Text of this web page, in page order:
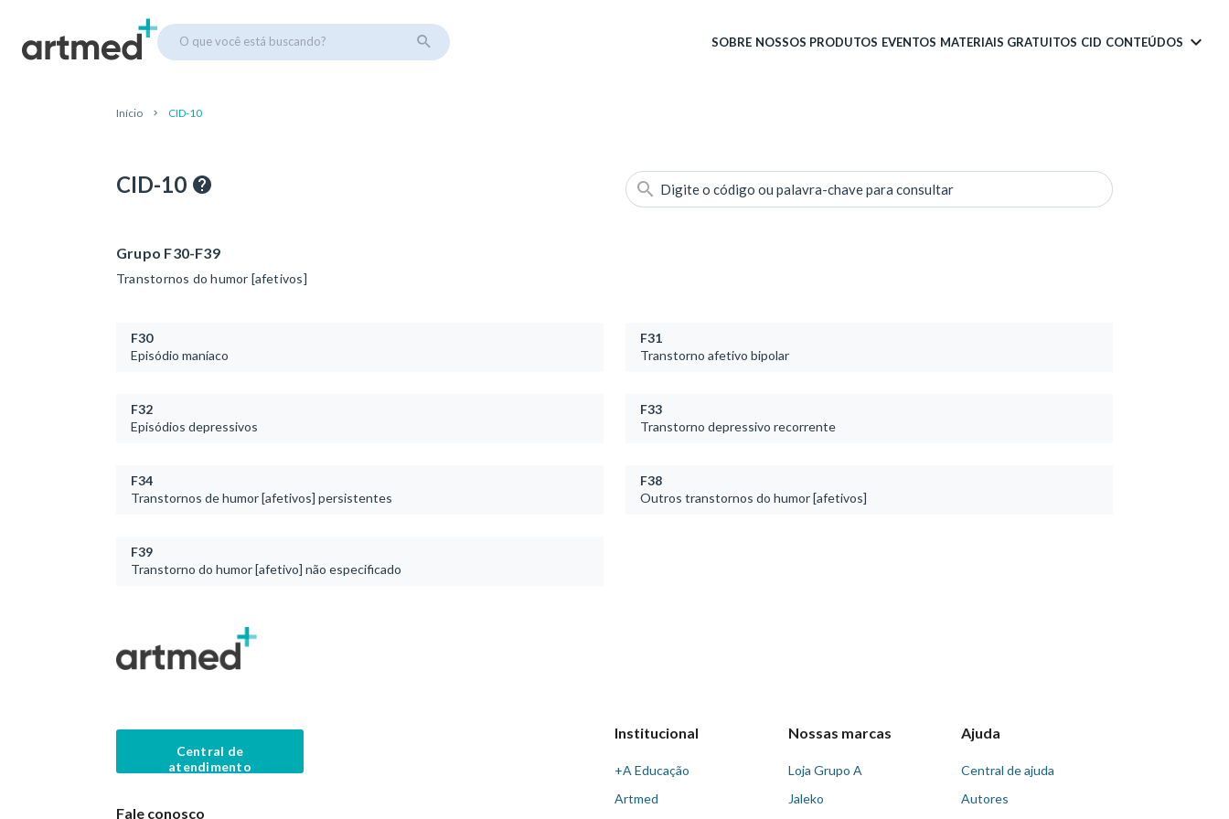
O que você está buscando? SOBRE NOSSOS PRODUTOS EVENTOS MATERIAIS GRATUITOS CID CONTEÚDOS
Início CID-10
CID-10 Digite o código ou palavra-chave para consultar
Grupo F30-F39
Transtornos do humor [afetivos]
F30
Episódio maníaco
F31
Transtorno afetivo bipolar
F32
Episódios depressivos
F33
Transtorno depressivo recorrente
F34
Transtornos de humor [afetivos] persistentes
F38
Outros transtornos do humor [afetivos]
F39
Transtorno do humor [afetivo] não especificado
Central de
atendimento
Fale conosco
Institucional
+A Educação
Artmed
Nossas marcas
Loja Grupo A
Jaleko
Ajuda
Central de ajuda
Autores